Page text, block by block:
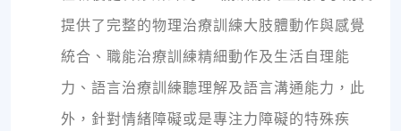
提供了完整的物理治療訓練大肢體動作與感覺
統合、職能治療訓練精細動作及生活自理能
力、語言治療訓練聽理解及語言溝通能力，此
外，針對情緒障礙或是專注力障礙的特殊疾